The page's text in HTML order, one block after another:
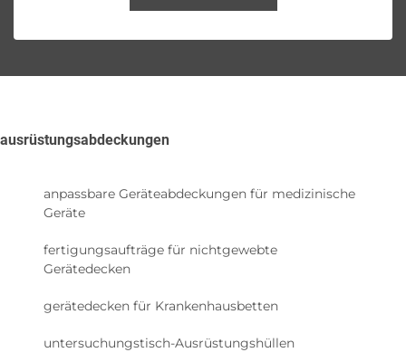
ausrüstungsabdeckungen
anpassbare Geräteabdeckungen für medizinische
Geräte
fertigungsaufträge für nichtgewebte
Gerätedecken
gerätedecken für Krankenhausbetten
untersuchungstisch-Ausrüstungshüllen